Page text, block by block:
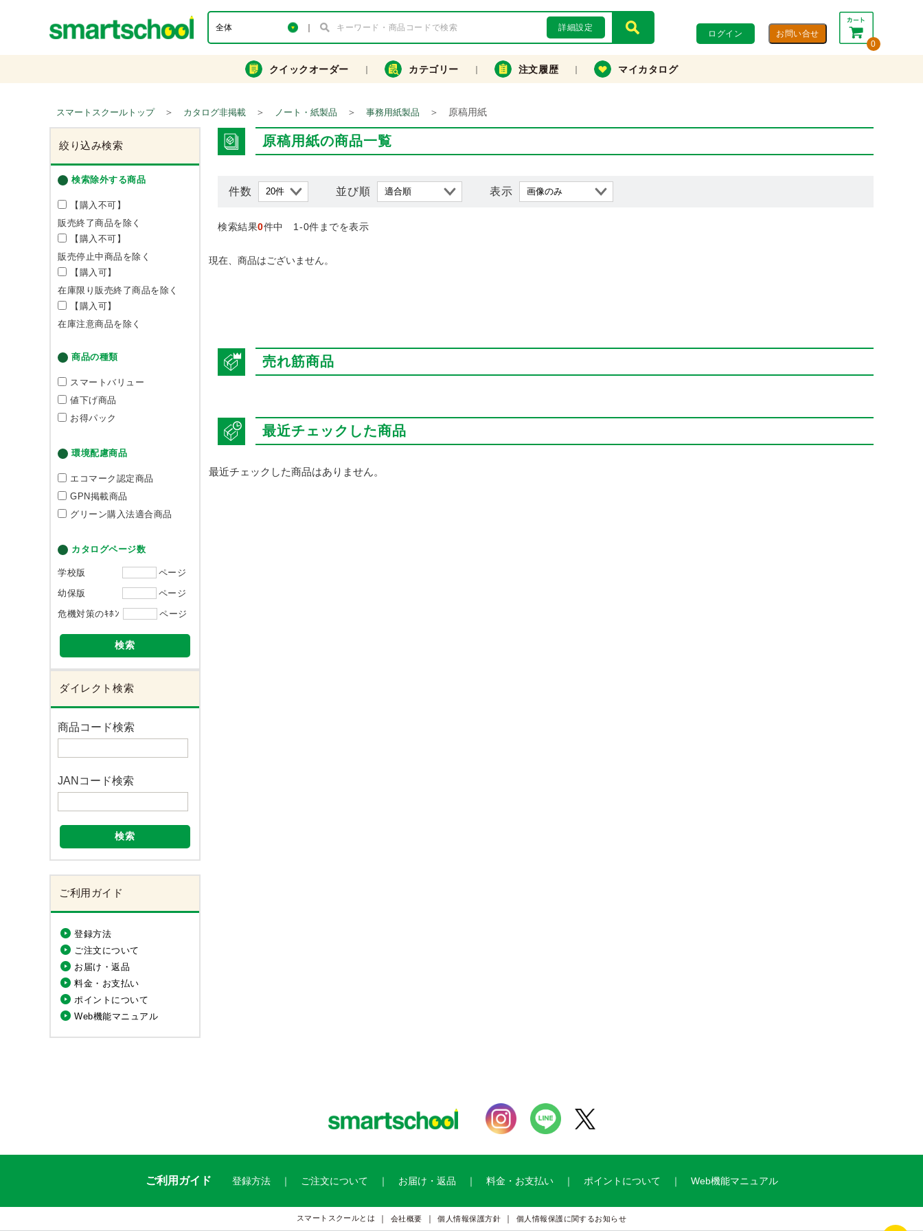
詳細設定
ログイン
0
合計： 0円
カートを見る・注文する
クイックオーダー カテゴリー 注文履歴 マイカタログ
スマートスクールトップ ＞ カタログ非掲載 ＞ ノート・紙製品 ＞ 事務用紙製品 ＞ 原稿用紙
絞り込み検索
検索除外する商品
【購入不可】
販売終了商品を除く
【購入不可】
販売停止中商品を除く
【購入可】
在庫限り販売終了商品を除く
【購入可】
在庫注意商品を除く
商品の種類
スマートバリュー
値下げ商品
お得パック
環境配慮商品
エコマーク認定商品
GPN掲載商品
グリーン購入法適合商品
カタログページ数
学校版
ページ
幼保版
ページ
危機対策のｷﾎﾝ
ページ
検索
ダイレクト検索
商品コード検索
JANコード検索
検索
ご利用ガイド
登録方法
ご注文について
お届け・返品
料金・お支払い
ポイントについて
Web機能マニュアル
原稿用紙の商品一覧
件数 並び順 表示
検索結果0件中 1-0件までを表示
現在、商品はございません。
売れ筋商品
最近チェックした商品
最近チェックした商品はありません。
ご利用ガイド 登録方法 ご注文について お届け・返品 料金・お支払い ポイントについて Web機能マニュアル
スマートスクールとは 会社概要 個人情報保護方針 個人情報保護に関するお知らせ